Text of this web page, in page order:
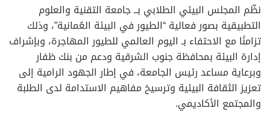
نظّم المجلس البيئي الطلابي بــ جامعة التقنية والعلوم
التطبيقية بصور فعالية “الطيور في البيئة العُمانية”، وذلك
تزامنًا مع الاحتفاء بـ اليوم العالمي للطيور المهاجرة، وبإشراف
إدارة البيئة بمحافظة جنوب الشرقية ودعم من بنك ظفار
وبرعاية مساعد رئيس الجامعة، في إطار الجهود الرامية إلى
تعزيز الثقافة البيئية وترسيخ مفاهيم الاستدامة لدى الطلبة
والمجتمع الأكاديمي.